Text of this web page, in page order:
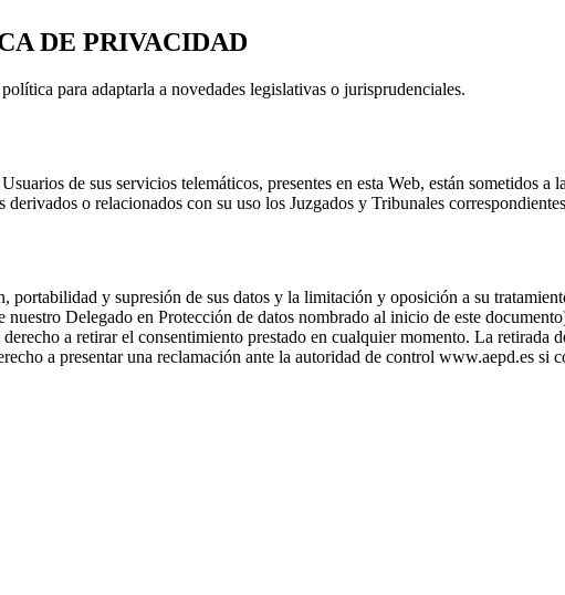
DE PRIVACIDAD
para adaptarla a novedades legislativas o jurisprudenciales.
de sus servicios telemáticos, presentes en esta Web, están sometidos a
o relacionados con su uso los Juzgados y Tribunales
y supresión de sus datos y la limitación y oposición a su
nuestro Delegado en Protección de datos nombrado al inicio de este
a retirar el consentimiento prestado en cualquier momento. La retirada
a presentar una reclamación ante la autoridad de control www.aepd.es si